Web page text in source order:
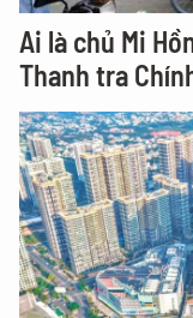
Ai là chủ Mi
Thanh tra